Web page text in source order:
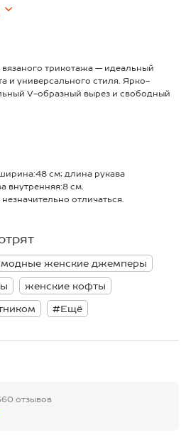
трикотажа — идеальный
и универсального стиля. Ярко-
V-образный вырез и свободный
единого размера (one size)
и подходит для разных типов фигур;
в сочетании с отложным
линию шеи и декольте;
рукавом станет идеальным
элементом многослойных
женщин — идеальная основа для
в офисном, повседневном и smart-
см; длина рукава
внутренняя:8 см.
отличаться.
модные женские джемперы
женские кофты
#Ещё
отзывов